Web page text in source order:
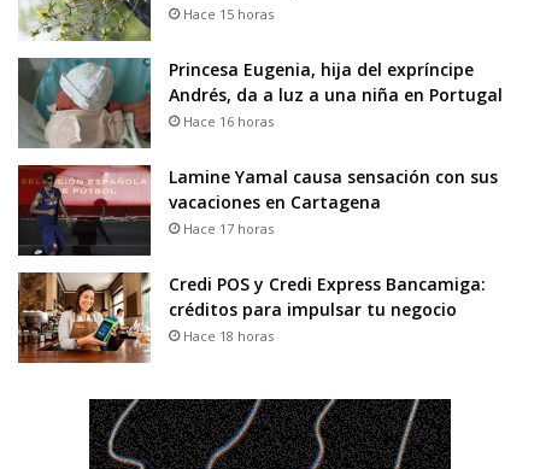
Hace 15 horas
Princesa Eugenia, hija del expríncipe
Andrés, da a luz a una niña en Portugal
Hace 16 horas
Lamine Yamal causa sensación con sus
vacaciones en Cartagena
Hace 17 horas
Credi POS y Credi Express Bancamiga:
créditos para impulsar tu negocio
Hace 18 horas